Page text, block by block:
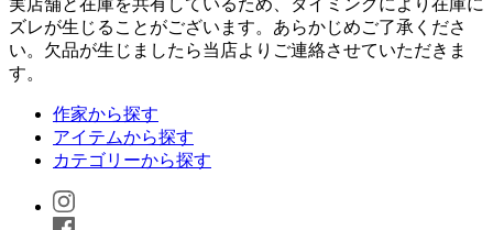
実店舗と在庫を共有しているため、タイミングにより在庫に
ズレが生じることがございます。あらかじめご了承くださ
い。欠品が生じましたら当店よりご連絡させていただきま
す。
作家から探す
アイテムから探す
カテゴリーから探す